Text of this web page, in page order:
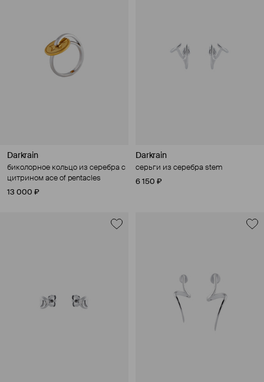
Darkrain
биколорное кольцо из серебра с
цитрином ace of pentacles
13 000 ₽
Darkrain
серьги из серебра stem
6 150 ₽